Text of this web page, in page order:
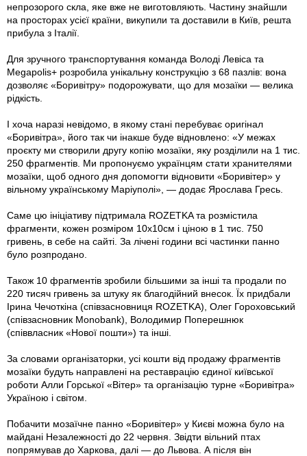
непрозорого скла, яке вже не виготовляють. Частину знайшли
на просторах усієї країни, викупили та доставили в Київ, решта
прибула з Італії.
Для зручного транспортування команда Володі Левіса та
Megapolis+ розробила унікальну конструкцію з 68 пазлів: вона
дозволяє «Боривітру» подорожувати, що для мозаїки — велика
рідкість.
І хоча наразі невідомо, в якому стані перебуває оригінал
«Боривітра», його так чи інакше буде відновлено: «У межах
проєкту ми створили другу копію мозаїки, яку розділили на 1 тис.
250 фрагментів. Ми пропонуємо українцям стати хранителями
мозаїки, щоб одного дня допомогти відновити «Боривітер» у
вільному українському Маріуполі», — додає Ярослава Гресь.
Саме цю ініціативу підтримала ROZETKA та розмістила
фрагменти, кожен розміром 10х10см і ціною в 1 тис. 750
гривень, в себе на сайті. За лічені години всі частинки панно
було розпродано.
Також 10 фрагментів зробили більшими за інші та продали по
220 тисяч гривень за штуку як благодійний внесок. Їх придбали
Ірина Чечоткіна (співзасновниця ROZETKA), Олег Гороховський
(співзасновник Monobank), Володимир Поперешнюк
(співвласник «Нової пошти») та інші.
За словами організаторки, усі кошти від продажу фрагментів
мозаїки будуть направлені на реставрацію єдиної київської
роботи Алли Горської «Вітер» та організацію турне «Боривітра»
Україною і світом.
Побачити мозаїчне панно «Боривітер» у Києві можна було на
майдані Незалежності до 22 червня. Звідти вільний птах
попрямував до Харкова, далі — до Львова. А після він